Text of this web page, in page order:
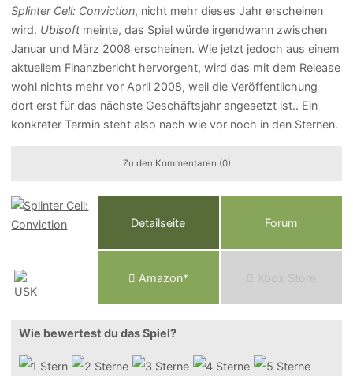
Splinter Cell: Conviction, nicht mehr dieses Jahr erscheinen
wird. Ubisoft meinte, das Spiel würde irgendwann zwischen
Januar und März 2008 erscheinen. Wie jetzt jedoch aus einem
aktuellem Finanzbericht hervorgeht, wird das mit dem Release
wohl nichts mehr vor April 2008, weil die Veröffentlichung
dort erst für das nächste Geschäftsjahr angesetzt ist.. Ein
konkreter Termin steht also nach wie vor noch in den Sternen.
Zu den Kommentaren (0)
Detailseite Forum
Amazon* Xbox Store
Wie bewertest du das Spiel?